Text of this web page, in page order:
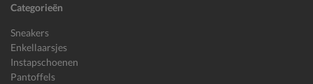
Categorieën
Sneakers
Enkellaarsjes
Instapschoenen
Pantoffels